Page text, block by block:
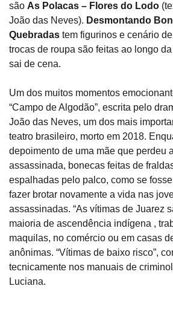
são As Polacas – Flores do Lodo
João das Neves). Desmontando
Quebradas tem figurinos e cenário
trocas de roupa são feitas ao longo
sai de cena.
Um dos muitos momentos
“Campo de Algodão”, escrita pelo
João das Neves, um dos mais
teatro brasileiro, morto em 2018.
depoimento de uma mãe que perdeu
assassinada, bonecas feitas de
espalhadas pelo palco, como se
fazer brotar novamente a vida nas
assassinadas. “As vítimas de Juarez
maioria de ascendência indígena ,
maquilas, no comércio ou em casas
anônimas. “Vítimas de baixo risco”,
tecnicamente nos manuais de
Luciana.